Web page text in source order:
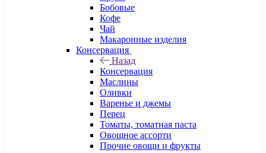
Бобовые
Кофе
Чай
Макаронные изделия
Консервация
Назад
Консервация
Маслины
Оливки
Варенье и джемы
Перец
Томаты, томатная паста
Овощное ассорти
Прочие овощи и фрукты